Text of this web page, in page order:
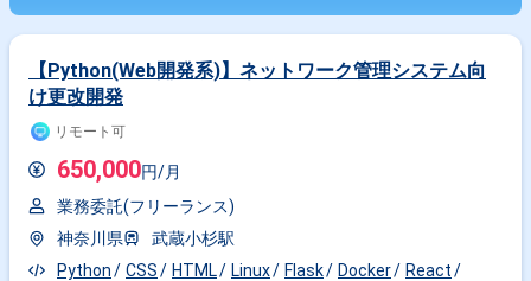
【Python(Web開発系)】ネットワーク管理システム向
け更改開発
リモート可
650,000円/月
業務委託(フリーランス)
神奈川県
武蔵小杉駅
Python
CSS HTML Linux Flask Docker
React